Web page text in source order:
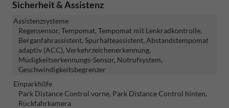
Sicherheit & Assistenz
Assistenzsysteme
Regensensor, Tempomat, Tempomat mit Lenkradkontrolle,
Berganfahrassistent, Spurhalteassistent, Abstandstempomat
adaptiv (ACC), Verkehrzeichenerkennung,
Müdigkeitserkennungs-Sensor, Notrufsystem,
Geschwindigkeitsbegrenzer
Einparkhilfe
Park Distance Control vorne, Park Distance Control hinten,
Rückfahrkamera